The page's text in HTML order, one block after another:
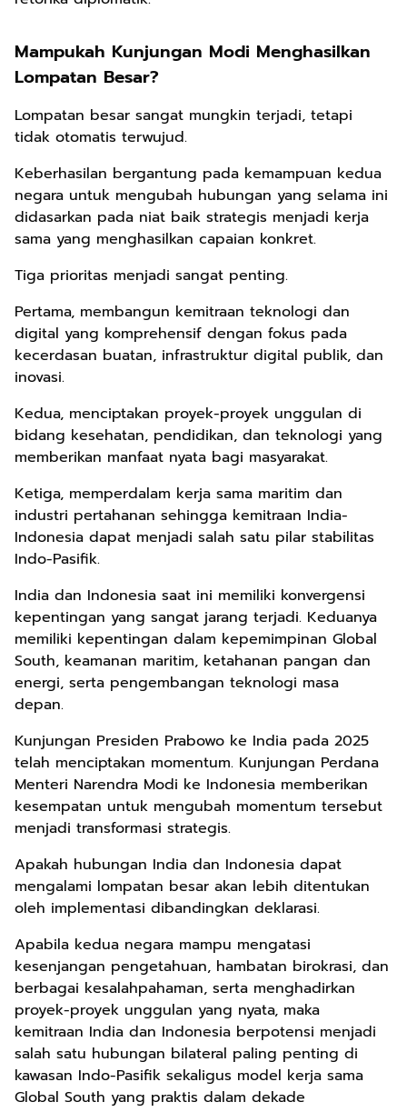
Mampukah Kunjungan Modi Menghasilkan
Lompatan Besar?
Lompatan besar sangat mungkin terjadi, tetapi
tidak otomatis terwujud.
Keberhasilan bergantung pada kemampuan kedua
negara untuk mengubah hubungan yang selama ini
didasarkan pada niat baik strategis menjadi kerja
sama yang menghasilkan capaian konkret.
Tiga prioritas menjadi sangat penting.
Pertama, membangun kemitraan teknologi dan
digital yang komprehensif dengan fokus pada
kecerdasan buatan, infrastruktur digital publik, dan
inovasi.
Kedua, menciptakan proyek-proyek unggulan di
bidang kesehatan, pendidikan, dan teknologi yang
memberikan manfaat nyata bagi masyarakat.
Ketiga, memperdalam kerja sama maritim dan
industri pertahanan sehingga kemitraan India-
Indonesia dapat menjadi salah satu pilar stabilitas
Indo-Pasifik.
India dan Indonesia saat ini memiliki konvergensi
kepentingan yang sangat jarang terjadi. Keduanya
memiliki kepentingan dalam kepemimpinan Global
South, keamanan maritim, ketahanan pangan dan
energi, serta pengembangan teknologi masa
depan.
Kunjungan Presiden Prabowo ke India pada 2025
telah menciptakan momentum. Kunjungan Perdana
Menteri Narendra Modi ke Indonesia memberikan
kesempatan untuk mengubah momentum tersebut
menjadi transformasi strategis.
Apakah hubungan India dan Indonesia dapat
mengalami lompatan besar akan lebih ditentukan
oleh implementasi dibandingkan deklarasi.
Apabila kedua negara mampu mengatasi
kesenjangan pengetahuan, hambatan birokrasi, dan
berbagai kesalahpahaman, serta menghadirkan
proyek-proyek unggulan yang nyata, maka
kemitraan India dan Indonesia berpotensi menjadi
salah satu hubungan bilateral paling penting di
kawasan Indo-Pasifik sekaligus model kerja sama
Global South yang praktis dalam dekade